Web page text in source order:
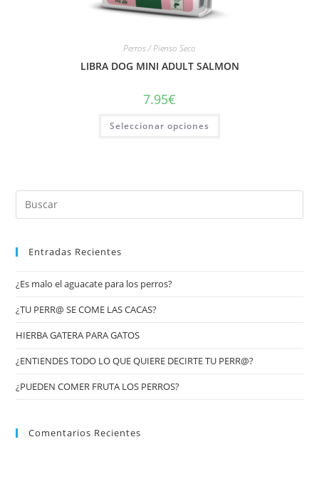
Perros / Pienso Seco
LIBRA DOG MINI ADULT SALMON
7.95€
Seleccionar opciones
Entradas Recientes
¿Es malo el aguacate para los perros?
¿TU PERR@ SE COME LAS CACAS?
HIERBA GATERA PARA GATOS
¿ENTIENDES TODO LO QUE QUIERE DECIRTE TU PERR@?
¿PUEDEN COMER FRUTA LOS PERROS?
Comentarios Recientes